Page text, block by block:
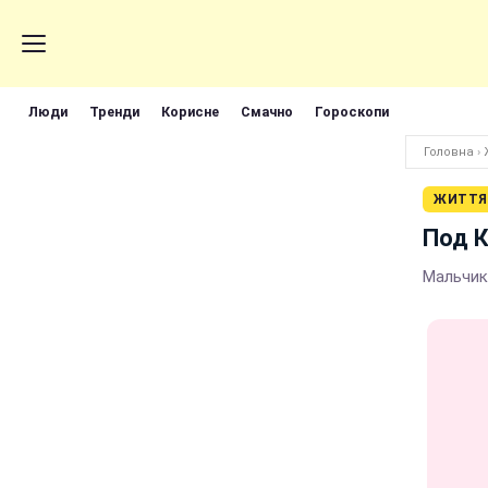
Люди Тренди Корисне Смачно Гороскопи
Головна ›
ЖИТТЯ
Под